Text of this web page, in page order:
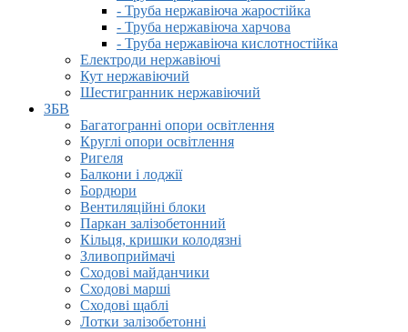
- Труба нержавіюча жаростійка
- Труба нержавіюча харчова
- Труба нержавіюча кислотностійка
Електроди нержавіючі
Кут нержавіючий
Шестигранник нержавіючий
ЗБВ
Багатогранні опори освітлення
Круглі опори освітлення
Ригеля
Балкони і лоджії
Бордюри
Вентиляційні блоки
Паркан залізобетонний
Кільця, кришки колодязні
Зливоприймачі
Сходові майданчики
Сходові марші
Сходові щаблі
Лотки залізобетонні